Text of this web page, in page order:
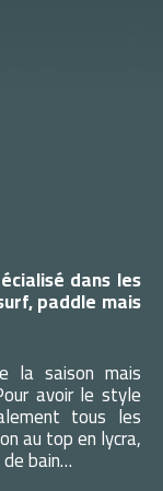
dans les
paddle mais
la saison mais
avoir le style
tous les
au top en lycra,
bain…